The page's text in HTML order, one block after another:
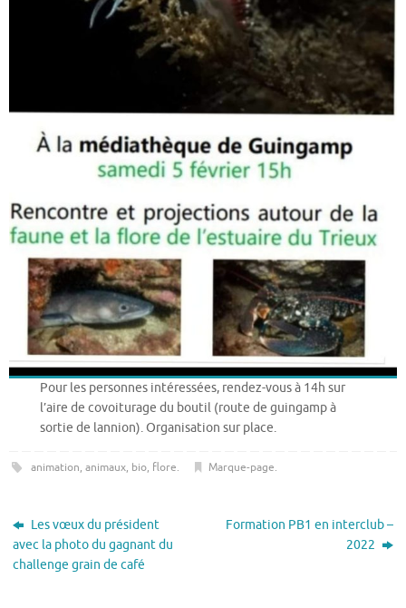
Pour les personnes intéressées, rendez-vous à 14h sur
l’aire de covoiturage du boutil (route de guingamp à
sortie de lannion). Organisation sur place.
animation, animaux, bio, flore. Marque-page.
Les vœux du président
avec la photo du gagnant du
challenge grain de café
Formation PB1 en interclub –
2022